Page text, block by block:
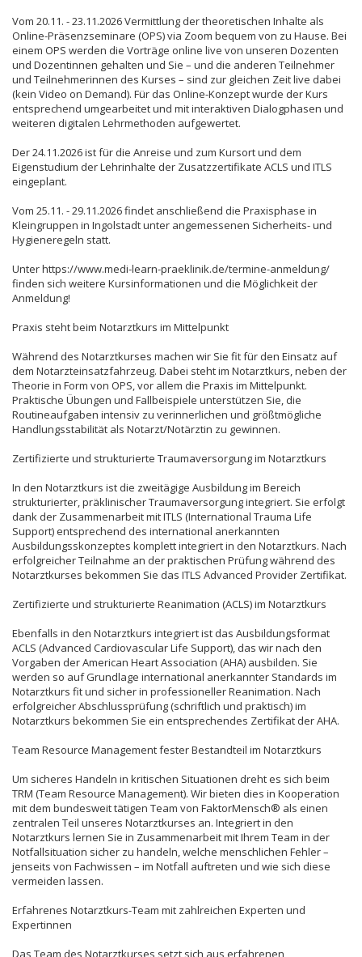
Vom 20.11. - 23.11.2026 Vermittlung der theoretischen Inhalte als
Online-Präsenzseminare (OPS) via Zoom bequem von zu Hause. Bei
einem OPS werden die Vorträge online live von unseren Dozenten
und Dozentinnen gehalten und Sie – und die anderen Teilnehmer
und Teilnehmerinnen des Kurses – sind zur gleichen Zeit live dabei
(kein Video on Demand). Für das Online-Konzept wurde der Kurs
entsprechend umgearbeitet und mit interaktiven Dialogphasen und
weiteren digitalen Lehrmethoden aufgewertet.
Der 24.11.2026 ist für die Anreise und zum Kursort und dem
Eigenstudium der Lehrinhalte der Zusatzzertifikate ACLS und ITLS
eingeplant.
Vom 25.11. - 29.11.2026 findet anschließend die Praxisphase in
Kleingruppen in Ingolstadt unter angemessenen Sicherheits- und
Hygieneregeln statt.
Unter https://www.medi-learn-praeklinik.de/termine-anmeldung/
finden sich weitere Kursinformationen und die Möglichkeit der
Anmeldung!
Praxis steht beim Notarztkurs im Mittelpunkt
Während des Notarztkurses machen wir Sie fit für den Einsatz auf
dem Notarzteinsatzfahrzeug. Dabei steht im Notarztkurs, neben der
Theorie in Form von OPS, vor allem die Praxis im Mittelpunkt.
Praktische Übungen und Fallbeispiele unterstützen Sie, die
Routineaufgaben intensiv zu verinnerlichen und größtmögliche
Handlungsstabilität als Notarzt/Notärztin zu gewinnen.
Zertifizierte und strukturierte Traumaversorgung im Notarztkurs
In den Notarztkurs ist die zweitägige Ausbildung im Bereich
strukturierter, präklinischer Traumaversorgung integriert. Sie erfolgt
dank der Zusammenarbeit mit ITLS (International Trauma Life
Support) entsprechend des international anerkannten
Ausbildungsskonzeptes komplett integriert in den Notarztkurs. Nach
erfolgreicher Teilnahme an der praktischen Prüfung während des
Notarztkurses bekommen Sie das ITLS Advanced Provider Zertifikat.
Zertifizierte und strukturierte Reanimation (ACLS) im Notarztkurs
Ebenfalls in den Notarztkurs integriert ist das Ausbildungsformat
ACLS (Advanced Cardiovascular Life Support), das wir nach den
Vorgaben der American Heart Association (AHA) ausbilden. Sie
werden so auf Grundlage international anerkannter Standards im
Notarztkurs fit und sicher in professioneller Reanimation. Nach
erfolgreicher Abschlussprüfung (schriftlich und praktisch) im
Notarztkurs bekommen Sie ein entsprechendes Zertifikat der AHA.
Team Resource Management fester Bestandteil im Notarztkurs
Um sicheres Handeln in kritischen Situationen dreht es sich beim
TRM (Team Resource Management). Wir bieten dies in Kooperation
mit dem bundesweit tätigen Team von FaktorMensch® als einen
zentralen Teil unseres Notarztkurses an. Integriert in den
Notarztkurs lernen Sie in Zusammenarbeit mit Ihrem Team in der
Notfallsituation sicher zu handeln, welche menschlichen Fehler –
jenseits von Fachwissen – im Notfall auftreten und wie sich diese
vermeiden lassen.
Erfahrenes Notarztkurs-Team mit zahlreichen Experten und
Expertinnen
Das Team des Notarztkurses setzt sich aus erfahrenen